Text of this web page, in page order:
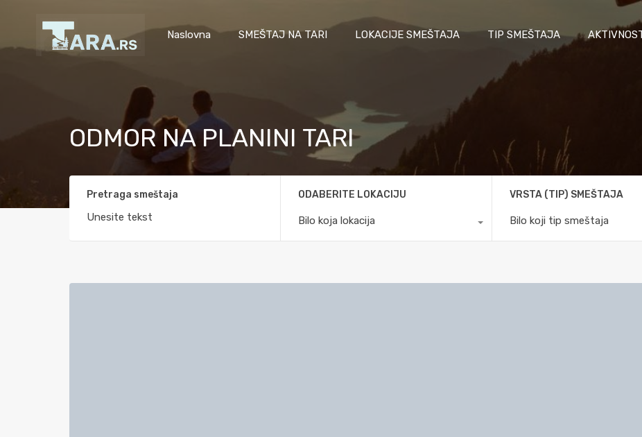
Naslovna SMEŠTAJ NA TARI LOKACIJE SMEŠTAJA TIP SMEŠTAJA
ODMOR NA PLANINI TARI
Pretraga smeštaja ODABERITE LOKACIJU
Bilo koja lokacija
VRSTA (TIP) SMEŠTAJA
Bilo koji tip smeštaja